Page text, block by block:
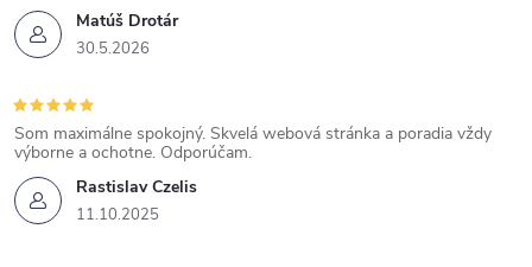
Matúš Drotár
30.5.2026
Rastislav Czelis
11.10.2025
Som maximálne spokojný. Skvelá webová stránka a poradia vždy
výborne a ochotne. Odporúčam.